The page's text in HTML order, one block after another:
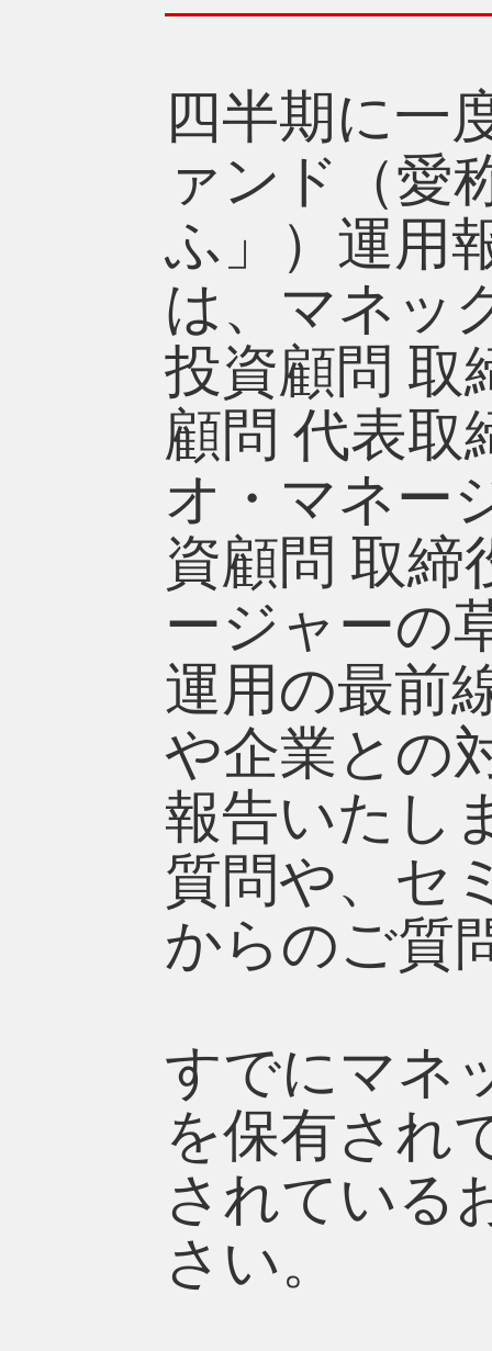
四半期に一
ァンド（愛
ふ」）運用
は、マネッ
投資顧問 取
顧問 代表取
オ・マネー
資顧問 取締
ージャーの
運用の最前
や企業との
報告いたし
質問や、セ
からのご質
すでにマネ
を保有され
されている
さい。